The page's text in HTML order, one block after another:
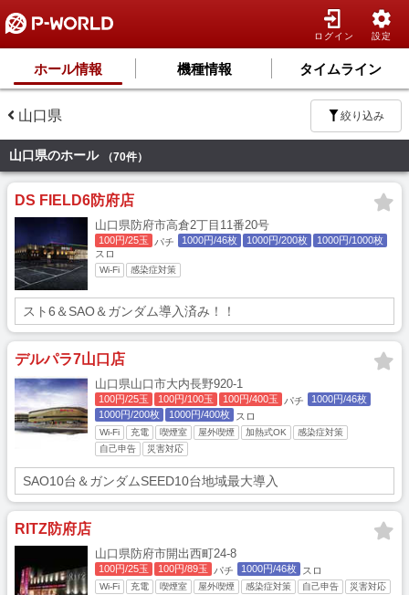
ログイン 設定
ホール情報 機種情報 タイムライン
山口県 絞り込み
山口県のホール （70件）
DS FIELD6防府店
山口県防府市高倉2丁目11番20号
100円/25玉 パチ 1000円/46枚 1000円/200枚
1000円/1000枚
スロ
Wi-Fi 感染症対策
スト6＆SAO＆ガンダム導入済み！！
デルパラ7山口店
山口県山口市大内長野920-1
100円/25玉 100円/100玉 100円/400玉 パチ
1000円/46枚
1000円/200枚
1000円/400枚 スロ
Wi-Fi 充電 喫煙室 屋外喫煙 加熱式OK
感染症対策
自己申告
災害対応
SAO10台＆ガンダムSEED10台地域最大導入
RITZ防府店
山口県防府市開出西町24-8
100円/25玉 100円/89玉 パチ 1000円/46枚 スロ
Wi-Fi 充電 喫煙室 屋外喫煙 感染症対策 自己申告 災害対応